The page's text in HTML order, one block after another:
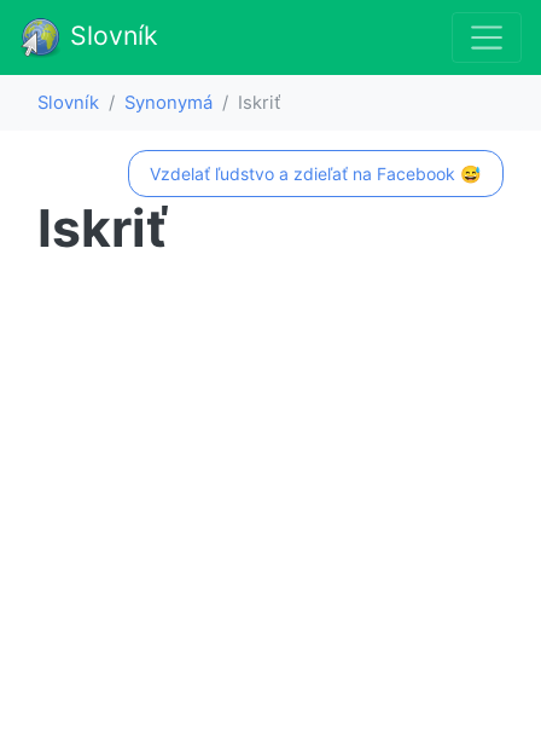
Slovník
Slovník Synonymá Iskriť
Vzdelať ľudstvo a zdieľať na Facebook 😅
Iskriť